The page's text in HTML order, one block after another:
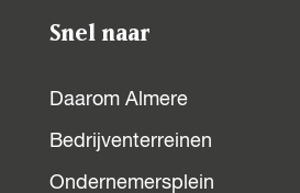
Snel naar
Daarom Almere
Bedrijventerreinen
Ondernemersplein